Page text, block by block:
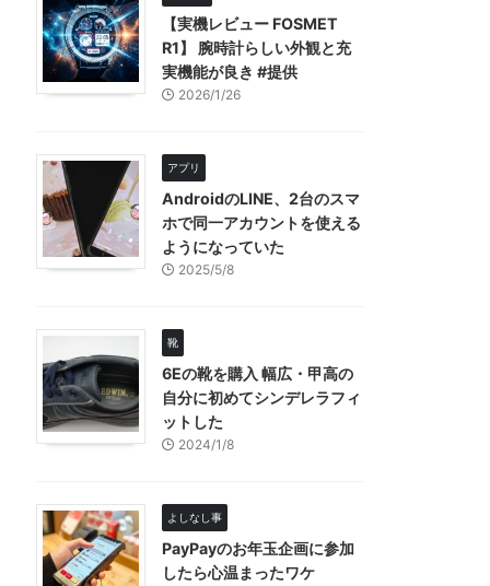
【実機レビュー FOSMET
R1】 腕時計らしい外観と充
実機能が良き #提供
2026/1/26
アプリ
AndroidのLINE、2台のスマ
ホで同一アカウントを使える
ようになっていた
2025/5/8
靴
6Eの靴を購入 幅広・甲高の
自分に初めてシンデレラフィ
ットした
2024/1/8
よしなし事
PayPayのお年玉企画に参加
したら心温まったワケ